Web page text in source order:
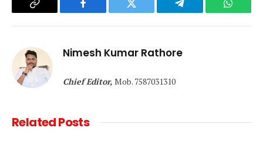
Copy
Facebook Twitter Telegram
Nimesh Kumar Rathore
Chief Editor, Mob. 7587031310
RelatedPosts